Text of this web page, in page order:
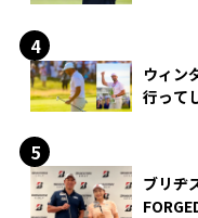
ウィン
行って
ブリヂ